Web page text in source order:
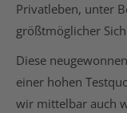
Privatleben, unter
größtmöglicher
Diese
einer hohen
wir mittelbar auch